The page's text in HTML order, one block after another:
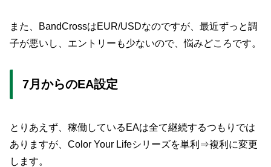
また、BandCrossはEUR/USDなのですが、最近ずっと調
子が悪いし、エントリーも少ないので、悩みどころです。
7月からのEA設定
とりあえず、稼働しているEAは全て継続するつもりでは
ありますが、Color Your Lifeシリーズを単利⇒複利に変更
します。